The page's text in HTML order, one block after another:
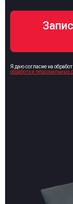
Я даю согласие на
обработки персональных